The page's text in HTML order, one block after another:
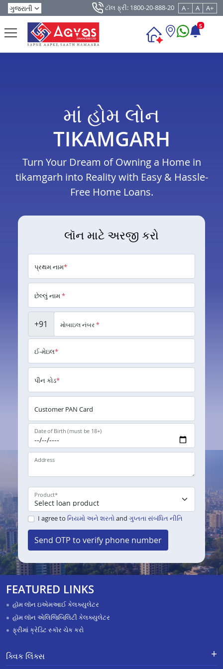
ટૉલ ફ્રી: 1800-20-888-20 A - A A+
5
માં હોમ લોન
TIKAMGARH
Turn Your Dream of Owning a Home in
tikamgarh into Reality with Easy & Hassle-
Free Home Loans.
લૉન માટે અરજી કરો
પ્રથમ નામ*
છેલ્લું નામ*
+91 મોબાઇલ નંબર*
ઈ-મેઇલ*
પીન કોડ*
Customer PAN Card
Date of Birth (must be 18+)
Address
Product*
I agree to નિયમો અને શરતોand ગુપ્તતા સંબંધિત નીતિ
Send OTP to verify phone number
FEATURED LINKS
હૉમ લૉન ઇએમઆઈ કેલક્યુલેટર
હૉમ લૉન એલિજિબિલિટી કેલક્યુલેટર
ફ્રીમાં ક્રેડિટ સ્કૉર ચેક કરો
ક્વિક લિંક્સ